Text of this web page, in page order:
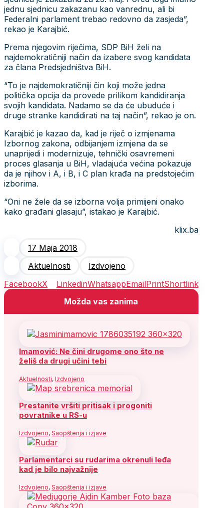
jednu sjednicu zakazanu kao vanrednu, ali bi
Federalni parlament trebao redovno da zasjeda”,
rekao je Karajbić.
Prema njegovim riječima, SDP BiH želi na
najdemokratičniji način da izabere svog kandidata
za člana Predsjedništva BiH.
“To je najdemokratičniji čin koji može jedna
politička opcija da provede prilikom kandidiranja
svojih kandidata. Nadamo se da će ubuduće i
druge stranke kandidirati na taj način”, rekao je on.
Karajbić je kazao da, kad je riječ o izmjenama
Izbornog zakona, odbijanjem izmjena da se
unaprijedi i modernizuje, tehnički osavremeni
proces glasanja u BiH, vladajuća većina pokazuje
da je njihov i A, i B, i C plan krađa na predstojećim
izborima.
“Oni ne žele da se izborna volja primijeni onako
kako građani glasaju”, istakao je Karajbić.
klix.ba
17 Maja 2018
Aktuelnosti
Izdvojeno
FacebookX LinkedinWhatsappEmailPrintShortlink
Možda vas zanima
Imamović: Ne čini drugome ono što ne
želiš da drugi učini tebi
Aktuelnosti, Izdvojeno
Prestanite vršiti pritisak i progoniti
povratnike u RS-u
Izdvojeno, Saopštenja i izjave
Parlamentarci su rudarima okrenuli leđa
kad je bilo najvažnije
Izdvojeno, Saopštenja i izjave